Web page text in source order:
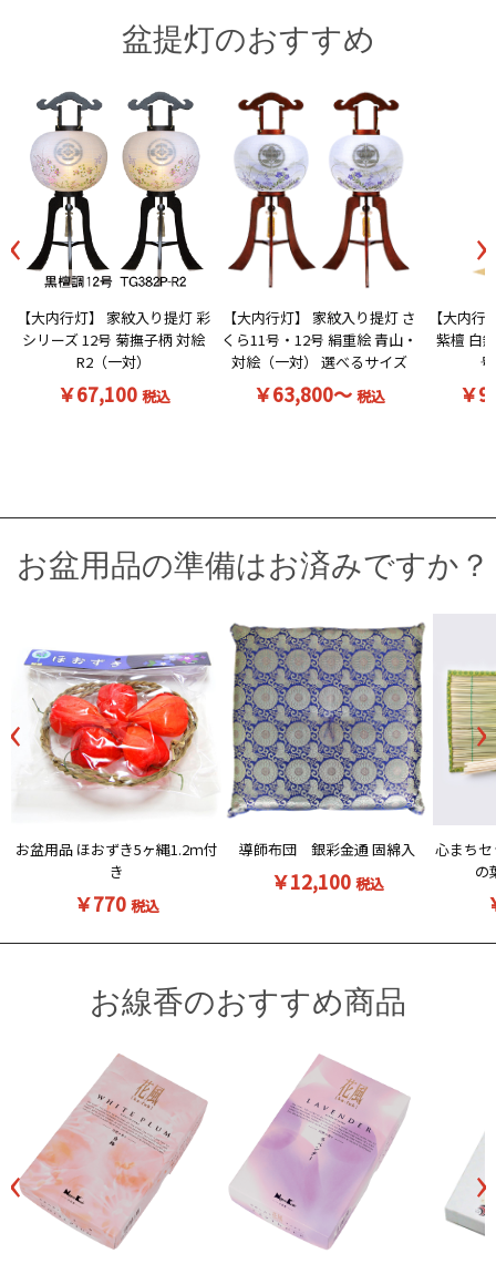
盆提灯のおすすめ
‹
【大内行灯】 家紋入り提灯 彩
シリーズ 12号 菊撫子柄 対絵
R2（一対）
￥67,100 税込
【大内行灯】 家紋入り提灯 さ
くら11号・12号 絹重絵 青山・
対絵（一対） 選べるサイズ
￥63,800～税込
【大内
紫檀 白
￥
›
お盆用品の準備はお済みですか？
‹
お盆用品 ほおずき5ヶ縄1.2ｍ付
き
￥770 税込
導師布団 銀彩金通 固綿入
￥12,100 税込
心まち
の
›
お線香のおすすめ商品
‹ ›